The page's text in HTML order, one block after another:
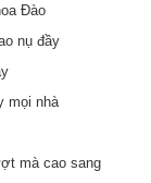
Đào
nụ đầy
mọi nhà
mà cao sang